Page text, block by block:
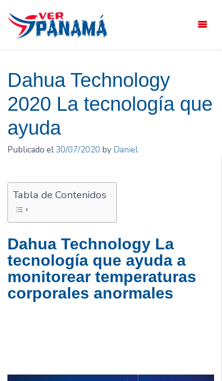
contenido
Dahua Technology
2020 La tecnología que
ayuda
Publicado el30/07/2020 by Daniel
Tabla de Contenidos
Dahua Technology La
tecnología que ayuda a
monitorear temperaturas
corporales anormales